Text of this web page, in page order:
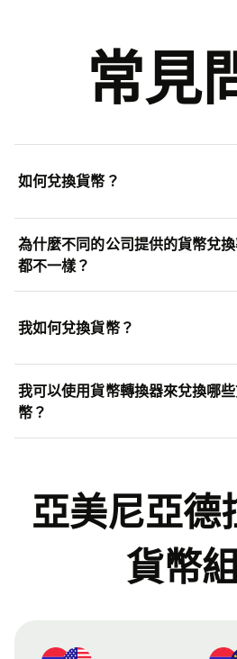
常見
如何兌換貨幣？
為什麼不同的公司提供的貨幣兌
都不一樣？
我如何兌換貨幣？
我可以使用貨幣轉換器來兌換哪
幣？
亞美尼亞德
貨幣